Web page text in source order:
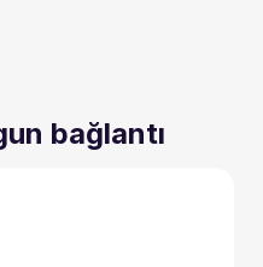
bağlantı